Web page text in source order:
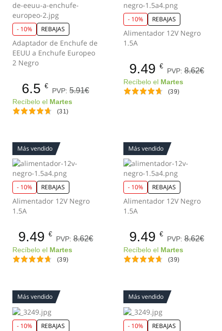
- 10% REBAJAS
Adaptador de Enchufe de
EEUU a Enchufe Europeo
2 Negro
6.5 €
PVP: 5.91€
Recíbelo el Martes
(31)
- 10% REBAJAS
Alimentador 12V Negro
1.5A
9.49 €
PVP: 8.62€
Recíbelo el Martes
(39)
Más vendido
- 10% REBAJAS
Alimentador 12V Negro
1.5A
9.49 €
PVP: 8.62€
Recíbelo el Martes
(39)
Más vendido
- 10% REBAJAS
Alimentador 12V Negro
1.5A
9.49 €
PVP: 8.62€
Recíbelo el Martes
(39)
Más vendido
- 10% REBAJAS
Más vendido
- 10% REBAJAS